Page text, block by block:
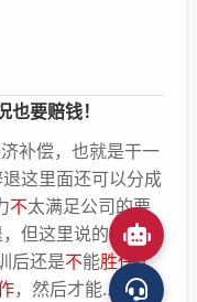
也要赔钱！
补偿，也就是干一
这里面还可以分成
不太满足公司的要
但这里说的不能胜
后还是不能胜任工
，然后才能...